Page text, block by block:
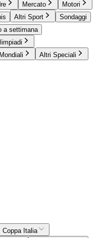
Mercato
Motori
Altri Sport
Sondaggi
a settimana
Altri Speciali
Coppa Italia